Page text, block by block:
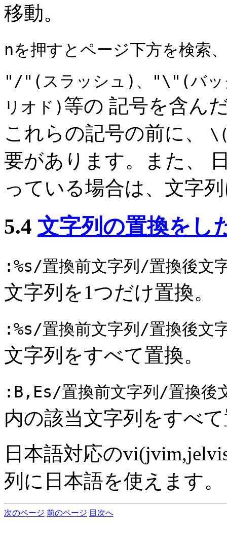
移動。
nを押すとページ下方を検索
"/"(スラッシュ)、"\"(バッ
リオド)等の 記号を含ん
これらの記号の前に、
\(
要があります。また、
っている場合は、文字
5.4 文字列の置換をし
:%s/置換前文字列/置換後文
文字列を1つだけ置換。
:%s/置換前文字列/置換後文
文字列をすべて置換。
:B,Es/置換前文字列/置換後
内の該当文字列をすべ
日本語対応の
列に日本語を使えます。
次のページ 前のページ 目次へ